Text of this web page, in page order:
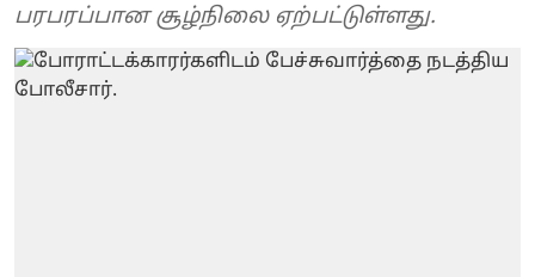
பரபரப்பான சூழ்நிலை ஏற்பட்டுள்ளது.